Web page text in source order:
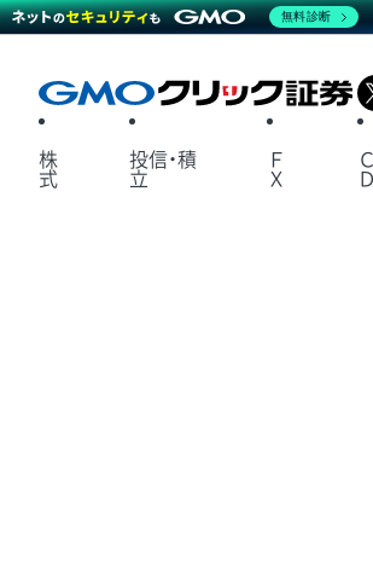
株
式
投信・積
立
Ｆ
Ｘ
Ｄ
無料診断